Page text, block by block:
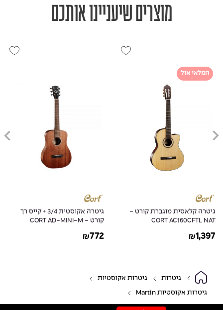
מוצרים שיעניינו אותכם
המלאי אזל
גיטרה קלאסית מוגברת קורט -
CORT AC160CFTL NAT
₪1,397
גיטרה אקוסטית 3/4 + קייס רך
קורט - CORT AD-MINI-M
₪772
גיטרות גיטרות אקוסטיות
גיטרות אקוסטיות Martin